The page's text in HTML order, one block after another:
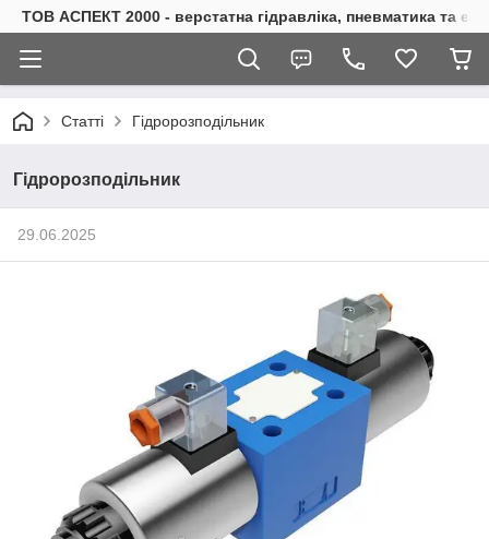
ТОВ АСПЕКТ 2000 - верстатна гідравліка, пневматика та
Статті Гідророзподільник
Гідророзподільник
29.06.2025